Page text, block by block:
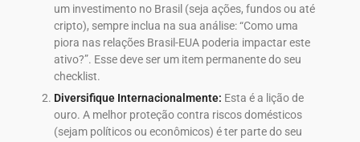
um investimento no Brasil (seja ações, fundos ou até
cripto), sempre inclua na sua análise: “Como uma
piora nas relações Brasil-EUA poderia impactar este
ativo?”. Esse deve ser um item permanente do seu
checklist.
Diversifique Internacionalmente: Esta é a lição de
ouro. A melhor proteção contra riscos domésticos
(sejam políticos ou econômicos) é ter parte do seu